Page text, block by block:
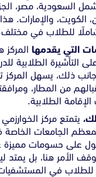
السعودية، مصر،
الكويت، والإمارات.
للطلاب في مختلف
التي يقدمها
التأشيرة الطلابية
ذلك، يسهل المركز
من المطار،
الطلابية.
يتمتع مركز
الجامعات الخاصة
على حسومات مميزة
الأمر هنا، بل يمتد
للطلاب في